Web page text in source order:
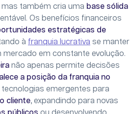
também cria uma base sólida
Os benefícios financeiros
estratégicas de
à franquia lucrativa se manter
mercado em constante evolução.
não apenas permite decisões
a posição da franquia no
tecnologias emergentes para
cliente, expandindo para novas